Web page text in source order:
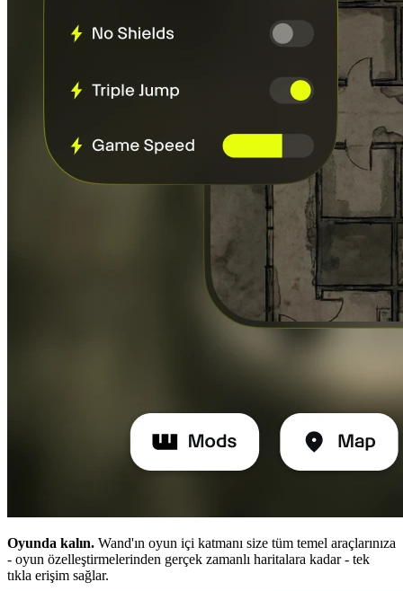
Oyunda kalın. Wand'ın oyun içi katmanı size tüm temel araçlarınıza
- oyun özelleştirmelerinden gerçek zamanlı haritalara kadar - tek
tıkla erişim sağlar.